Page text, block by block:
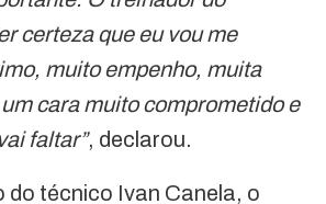
certeza que eu vou me
muito empenho, muita
cara muito comprometido e
faltar”, declarou.
do técnico Ivan Canela, o